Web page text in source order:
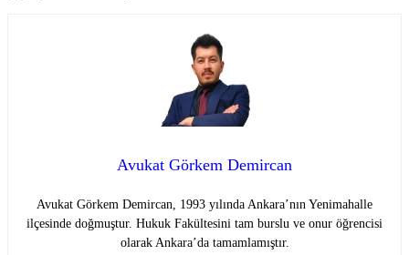
Avukat Görkem Demircan
Avukat Görkem Demircan, 1993 yılında Ankara’nın Yenimahalle
ilçesinde doğmuştur. Hukuk Fakültesini tam burslu ve onur öğrencisi
olarak Ankara’da tamamlamıştır.